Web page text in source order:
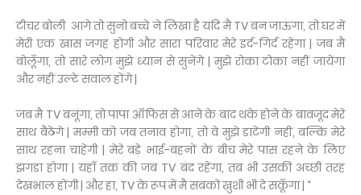
टीचर बोली आगे तो सुनो बच्चे ने लिखा है यदि मै TV बन जाऊंगा, तो घर में
मेरी एक खास जगह होगी और सारा परिवार मेरे इर्द-गिर्द रहेगा | जब मै
बोलूँगा, तो सारे लोग मुझे ध्यान से सुनेंगे | मुझे रोका टोका नहीं जायेंगा
और नहीं उल्टे सवाल होंगे |
जब मै TV बनूंगा, तो पापा ऑफिस से आने के बाद थके होने के बावजूद मेरे
साथ बैठेंगे | मम्मी को जब तनाव होगा, तो वे मुझे डाटेंगी नहीं, बल्कि मेरे
साथ रहना चाहेंगी | मेरे बड़े भाई-बहनों के बीच मेरे पास रहने के लिए
झगडा होगा | यहाँ तक की जब TV बंद रहेंगा, तब भी उसकी अच्छी तरह
देखभाल होंगी | और हा, TV के रूप में मै सबको ख़ुशी भी दे सकूँगा | “